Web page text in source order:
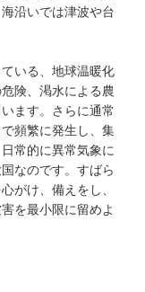
沿いでは津波や台
いる、地球温暖化
険、渇水による農
ます。さらに通常
頻繁に発生し、集
常的に異常気象に
なのです。すばら
がけ、備えをし、
を最小限に留めよ